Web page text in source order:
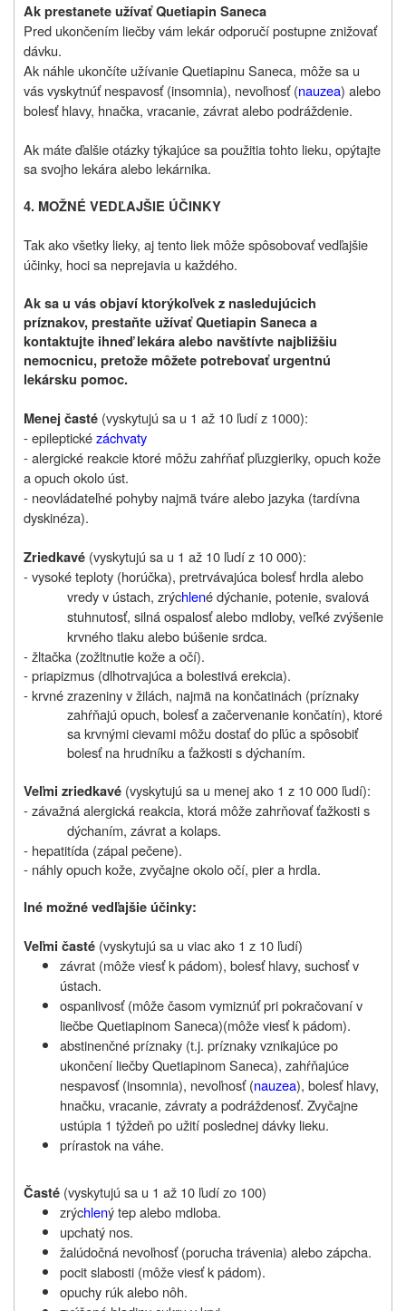
Ak prestanete užívať Quetiapin Saneca
Pred ukončením liečby vám lekár odporučí postupne znižovať
dávku.
Ak náhle ukončíte užívanie Quetiapinu Saneca, môže sa u
vás vyskytnúť nespavosť (insomnia), nevoľnosť (nauzea) alebo
bolesť hlavy, hnačka, vracanie, závrat alebo podráždenie.
Ak máte ďalšie otázky týkajúce sa použitia tohto lieku, opýtajte
sa svojho lekára alebo lekárnika.
4. MOŽNÉ VEDĽAJŠIE ÚČINKY
Tak ako všetky lieky, aj tento liek môže spôsobovať vedľajšie
účinky, hoci sa neprejavia u každého.
Ak sa u vás objaví ktorýkoľvek z nasledujúcich
príznakov, prestaňte užívať Quetiapin Saneca a
kontaktujte ihneď lekára alebo navštívte najbližšiu
nemocnicu, pretože môžete potrebovať urgentnú
lekársku pomoc.
Menej časté (vyskytujú sa u 1 až 10 ľudí z 1000):
- epileptickézáchvaty
- alergické reakciektoré môžu zahŕňať pľuzgieriky, opuch kože
a opuch okolo úst.
- neovládateľné pohyby najmä tváre alebo jazyka (tardívna
dyskinéza).
Zriedkavé (vyskytujú sa u 1 až 10 ľudí z 10 000):
- vysoké teploty (horúčka), pretrvávajúca bolesť hrdla alebo
vredy v ústach, zrýchlené dýchanie, potenie, svalová
stuhnutosť, silná ospalosť alebo mdloby, veľké zvýšenie
krvného tlaku alebo búšenie srdca.
- žltačka (zožltnutie kože a očí).
- priapizmus (dlhotrvajúca a bolestivá erekcia).
- krvné zrazeniny v žilách, najmä na končatinách (príznaky
zahŕňajú opuch, bolesť a začervenanie končatín), ktoré
sa krvnými cievami môžu dostať do pľúc a spôsobiť
bolesť na hrudníku a ťažkosti s dýchaním.
Veľmi zriedkavé (vyskytujú sa u menej ako 1 z 10 000 ľudí):
- závažná alergická reakcia, ktorá môže zahrňovať ťažkosti s
dýchaním, závrat a kolaps.
- hepatitída (zápal pečene).
- náhly opuch kože, zvyčajne okolo očí, pier a hrdla.
Iné možné vedľajšie účinky:
Veľmi časté (vyskytujú sa u viac ako 1 z 10 ľudí)
závrat (môže viesť k pádom), bolesť hlavy, suchosť v
ústach.
ospanlivosť (môže časom vymiznúť pri pokračovaní v
liečbe Quetiapinom Saneca)(môže viesť k pádom).
abstinenčné príznaky (t.j. príznaky vznikajúce po
ukončení liečby Quetiapinom Saneca), zahŕňajúce
nespavosť (insomnia), nevoľnosť (nauzea), bolesť hlavy,
hnačku, vracanie, závraty a podráždenosť. Zvyčajne
ustúpia 1 týždeň po užití poslednej dávky lieku.
prírastok na váhe.
Časté (vyskytujú sa u 1 až 10 ľudí zo 100)
zrýchlený tep alebo mdloba.
upchatý nos.
žalúdočná nevoľnosť (porucha trávenia) alebo zápcha.
pocit slabosti (môže viesť k pádom).
opuchy rúk alebo nôh.